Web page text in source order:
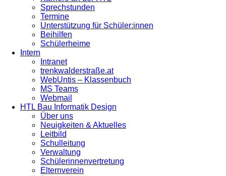
Sprechstunden
Termine
Unterstützung für Schüler:innen
Beihilfen
Schülerheime
Intern
Intranet
trenkwalderstraße.at
WebUntis – Klassenbuch
MS Teams
Webmail
HTL Bau Informatik Design
Über uns
Neuigkeiten & Aktuelles
Leitbild
Schulleitung
Verwaltung
Schülerinnenvertretung
Elternverein